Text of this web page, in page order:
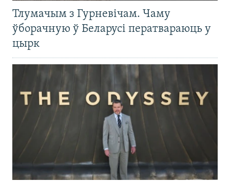
Тлумачым з Гурневічам. Чаму
ўборачную ў Беларусі ператвараюць у
цырк